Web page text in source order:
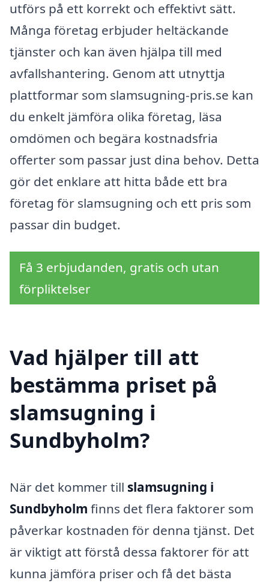
utförs på ett korrekt och effektivt sätt.
Många företag erbjuder heltäckande
tjänster och kan även hjälpa till med
avfallshantering. Genom att utnyttja
plattformar som slamsugning-pris.se kan
du enkelt jämföra olika företag, läsa
omdömen och begära kostnadsfria
offerter som passar just dina behov. Detta
gör det enklare att hitta både ett bra
företag för slamsugning och ett pris som
passar din budget.
Få 3 erbjudanden, gratis och utan
förpliktelser
Vad hjälper till att
bestämma priset på
slamsugning i
Sundbyholm?
När det kommer till slamsugning i
Sundbyholm finns det flera faktorer som
påverkar kostnaden för denna tjänst. Det
är viktigt att förstå dessa faktorer för att
kunna jämföra priser och få det bästa